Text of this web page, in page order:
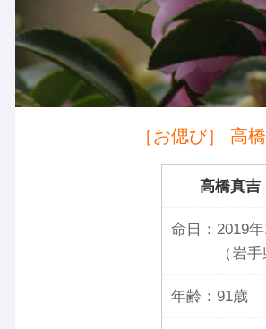
［お偲び］ 高
高橋真吉
命日： 2019
（岩
年齢： 91歳